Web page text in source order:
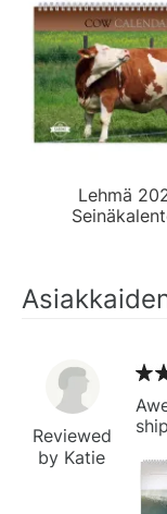
Lehmä
Reviewed
by Katie